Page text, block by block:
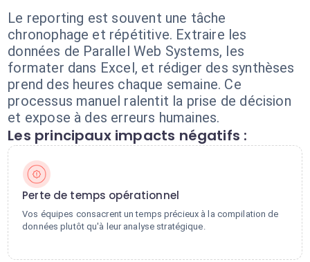
Le reporting est souvent une tâche
chronophage et répétitive. Extraire les
données de Parallel Web Systems, les
formater dans Excel, et rédiger des synthèses
prend des heures chaque semaine. Ce
processus manuel ralentit la prise de décision
et expose à des erreurs humaines.
Les principaux impacts négatifs :
Perte de temps opérationnel
Vos équipes consacrent un temps précieux à la compilation de
données plutôt qu'à leur analyse stratégique.